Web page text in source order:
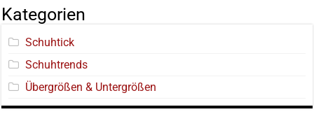
Kategorien
Schuhtick
Schuhtrends
Übergrößen & Untergrößen